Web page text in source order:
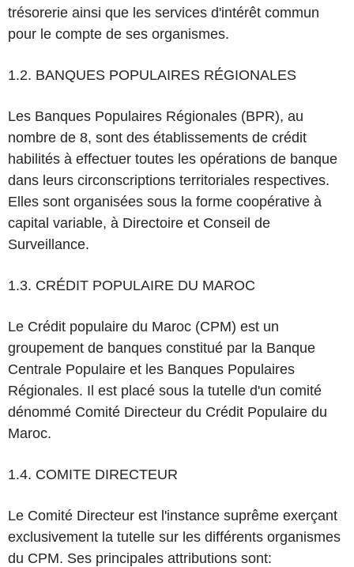
trésorerie ainsi que les services d'intérêt commun
pour le compte de ses organismes.
1.2. BANQUES POPULAIRES RÉGIONALES
Les Banques Populaires Régionales (BPR), au
nombre de 8, sont des établissements de crédit
habilités à effectuer toutes les opérations de banque
dans leurs circonscriptions territoriales respectives.
Elles sont organisées sous la forme coopérative à
capital variable, à Directoire et Conseil de
Surveillance.
1.3. CRÉDIT POPULAIRE DU MAROC
Le Crédit populaire du Maroc (CPM) est un
groupement de banques constitué par la Banque
Centrale Populaire et les Banques Populaires
Régionales. Il est placé sous la tutelle d'un comité
dénommé Comité Directeur du Crédit Populaire du
Maroc.
1.4. COMITE DIRECTEUR
Le Comité Directeur est l'instance suprême exerçant
exclusivement la tutelle sur les différents organismes
du CPM. Ses principales attributions sont: